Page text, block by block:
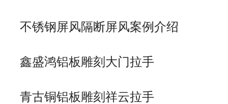
不锈钢屏风隔断屏风案例介绍
鑫盛鸿铝板雕刻大门拉手
青古铜铝板雕刻祥云拉手